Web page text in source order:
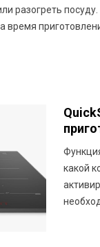
разогреть посуду.
время
какой